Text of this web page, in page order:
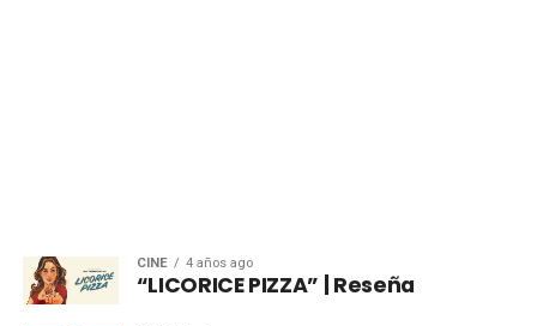
CINE 4 años ago
“LICORICE PIZZA” | Reseña